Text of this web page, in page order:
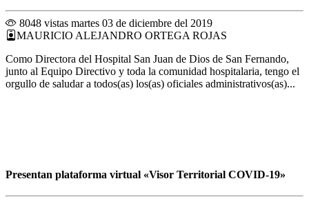
8048 vistas martes 03 de diciembre del 2019
MAURICIO ALEJANDRO ORTEGA ROJAS
Como Directora del Hospital San Juan de Dios de San Fernando,
junto al Equipo Directivo y toda la comunidad hospitalaria, tengo el
orgullo de saludar a todos(as) los(as) oficiales administrativos(as)...
Presentan plataforma virtual «Visor Territorial COVID-19»